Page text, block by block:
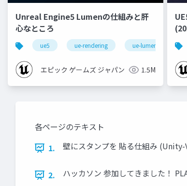
Unreal Engine5 Lumenの仕組みと肝
心なところ
ue5 ue-rendering ue-lumen
エピック ゲームズ ジャパン 1.5M
(2024) 基礎編
各ページのテキスト
1.
壁にスタンプを 貼る仕組み (Unity-
2. ハッカソン 参加してきました！